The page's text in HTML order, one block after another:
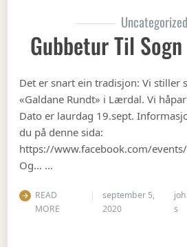
Uncategorized
Gubbetur Til
Det er snart ein tradisjon: Vi stiller
«Galdane Rundt» i Lærdal. Vi
Dato er laurdag 19.sept.
du på denne sida:
https://www.facebook.com/
Og… …
READ
MORE
september 5,
2020
s